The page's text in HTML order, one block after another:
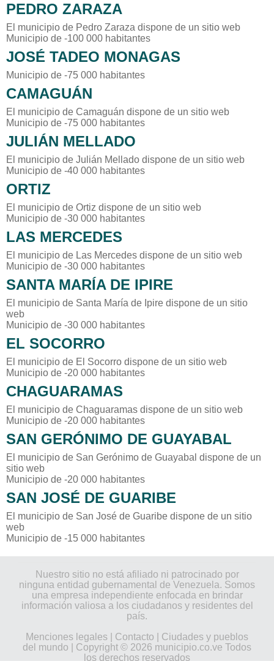
PEDRO ZARAZA
El municipio de Pedro Zaraza dispone de un sitio web
Municipio de -100 000 habitantes
JOSÉ TADEO MONAGAS
Municipio de -75 000 habitantes
CAMAGUÁN
El municipio de Camaguán dispone de un sitio web
Municipio de -75 000 habitantes
JULIÁN MELLADO
El municipio de Julián Mellado dispone de un sitio web
Municipio de -40 000 habitantes
ORTIZ
El municipio de Ortiz dispone de un sitio web
Municipio de -30 000 habitantes
LAS MERCEDES
El municipio de Las Mercedes dispone de un sitio web
Municipio de -30 000 habitantes
SANTA MARÍA DE IPIRE
El municipio de Santa María de Ipire dispone de un sitio
web
Municipio de -30 000 habitantes
EL SOCORRO
El municipio de El Socorro dispone de un sitio web
Municipio de -20 000 habitantes
CHAGUARAMAS
El municipio de Chaguaramas dispone de un sitio web
Municipio de -20 000 habitantes
SAN GERÓNIMO DE GUAYABAL
El municipio de San Gerónimo de Guayabal dispone de un
sitio web
Municipio de -20 000 habitantes
SAN JOSÉ DE GUARIBE
El municipio de San José de Guaribe dispone de un sitio
web
Municipio de -15 000 habitantes
Nuestro sitio no está afiliado ni patrocinado por
ninguna entidad gubernamental de Venezuela. Somos
una empresa independiente enfocada en brindar
información valiosa a los ciudadanos y residentes del
país.
Menciones legales
Contacto
Ciudades y pueblos
del mundo | Copyright © 2026 municipio.co.ve Todos
los derechos reservados